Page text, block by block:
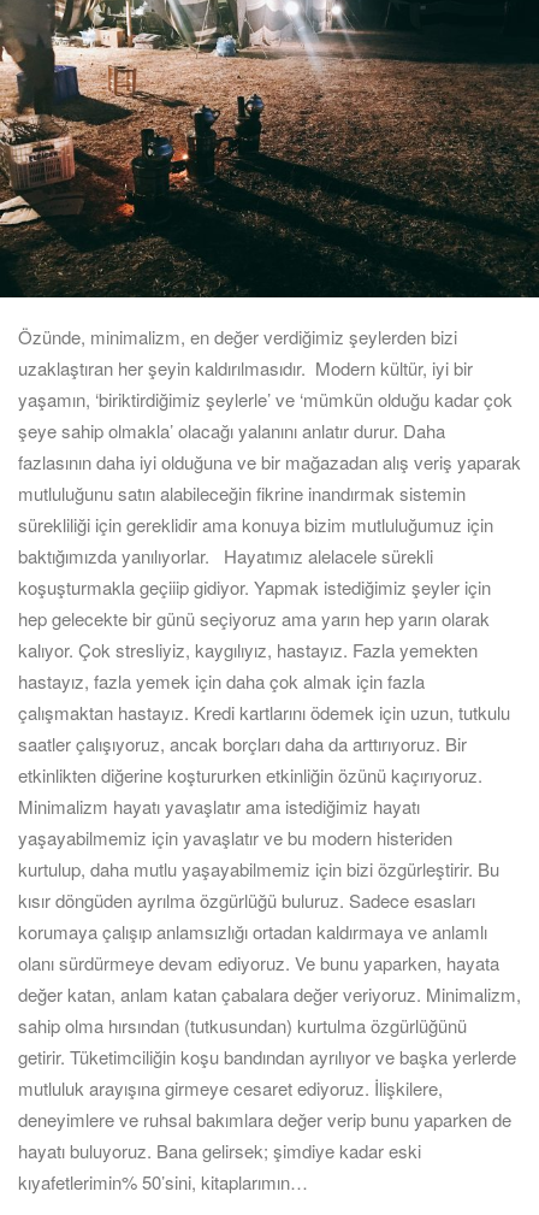
Özünde, minimalizm, en değer verdiğimiz şeylerden bizi
uzaklaştıran her şeyin kaldırılmasıdır. Modern kültür, iyi bir
yaşamın, ‘biriktirdiğimiz şeylerle’ ve ‘mümkün olduğu kadar çok
şeye sahip olmakla’ olacağı yalanını anlatır durur. Daha
fazlasının daha iyi olduğuna ve bir mağazadan alış veriş yaparak
mutluluğunu satın alabileceğin fikrine inandırmak sistemin
sürekliliği için gereklidir ama konuya bizim mutluluğumuz için
baktığımızda yanılıyorlar. Hayatımız alelacele sürekli
koşuşturmakla geçiiip gidiyor. Yapmak istediğimiz şeyler için
hep gelecekte bir günü seçiyoruz ama yarın hep yarın olarak
kalıyor. Çok stresliyiz, kaygılıyız, hastayız. Fazla yemekten
hastayız, fazla yemek için daha çok almak için fazla
çalışmaktan hastayız. Kredi kartlarını ödemek için uzun, tutkulu
saatler çalışıyoruz, ancak borçları daha da arttırıyoruz. Bir
etkinlikten diğerine koştururken etkinliğin özünü kaçırıyoruz.
Minimalizm hayatı yavaşlatır ama istediğimiz hayatı
yaşayabilmemiz için yavaşlatır ve bu modern histeriden
kurtulup, daha mutlu yaşayabilmemiz için bizi özgürleştirir. Bu
kısır döngüden ayrılma özgürlüğü buluruz. Sadece esasları
korumaya çalışıp anlamsızlığı ortadan kaldırmaya ve anlamlı
olanı sürdürmeye devam ediyoruz. Ve bunu yaparken, hayata
değer katan, anlam katan çabalara değer veriyoruz. Minimalizm,
sahip olma hırsından (tutkusundan) kurtulma özgürlüğünü
getirir. Tüketimciliğin koşu bandından ayrılıyor ve başka yerlerde
mutluluk arayışına girmeye cesaret ediyoruz. İlişkilere,
deneyimlere ve ruhsal bakımlara değer verip bunu yaparken de
hayatı buluyoruz. Bana gelirsek; şimdiye kadar eski
kıyafetlerimin% 50’sini, kitaplarımın…